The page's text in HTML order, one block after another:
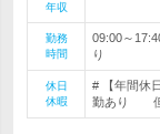
年収
勤務
時間
09:00～
り
休日
休暇
# 【年間休
勤あり 但